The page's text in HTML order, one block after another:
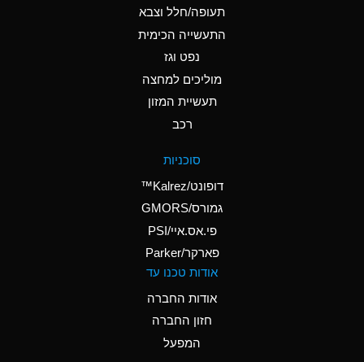
Ammonium Hydroxide
D
Ammonium Nitrate
Ammonium Nitrite
Ammonium Persulfate
Ammonium Phosphate
A
Ammonium Sulfate
A
Amyl Acetate (Banana
תעופה/חלל וצבא
התעשייה הכימית
נפט וגז
מוליכים למחצה
תעשיית המזון
רכב
סוכניות
דופונט/Kalrez™
גמורס/GMORS
פי.אס.איי/PSI
פארקר/Parker
אודות טכנו עד
אודות החברה
חזון החברה
המפעל